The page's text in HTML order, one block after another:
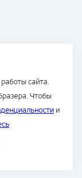
сайта.
Чтобы
и